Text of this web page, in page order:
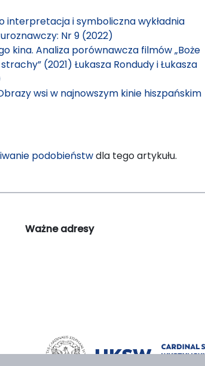
interpretacja i symboliczna wykładnia
Nr 9 (2022)
kina. Analiza porównawcza filmów „Boże
(2021) Łukasza Rondudy i Łukasza
wsi w najnowszym kinie hiszpańskim
podobieństwdla tego artykułu.
Ważne adresy